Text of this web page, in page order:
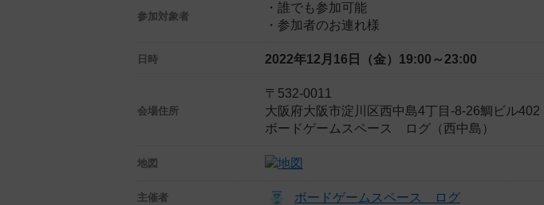
参加対象者
・誰でも参加可能
・参加者のお連れ様
日時 2022年12月16日（金） 19:00～23:00
会場住所
〒532-0011
大阪府大阪市淀川区西中島4丁目-8-26鯛ビル402
ボードゲームスペース ログ（西中島）
地図
主催者 ボードゲームスペース ログ